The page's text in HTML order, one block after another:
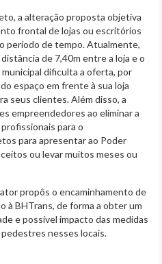
a alteração proposta objetiva
frontal de lojas ou escritórios
período de tempo. Atualmente,
de 7,40m entre a loja e o
dificulta a oferta, por
espaço em frente à sua loja
seus clientes. Além disso, a
empreendedores ao eliminar a
para o
para apresentar ao Poder
ou levar muitos meses ou
propôs o encaminhamento de
à BHTrans, de forma a obter um
e possível impacto das medidas
nesses locais.